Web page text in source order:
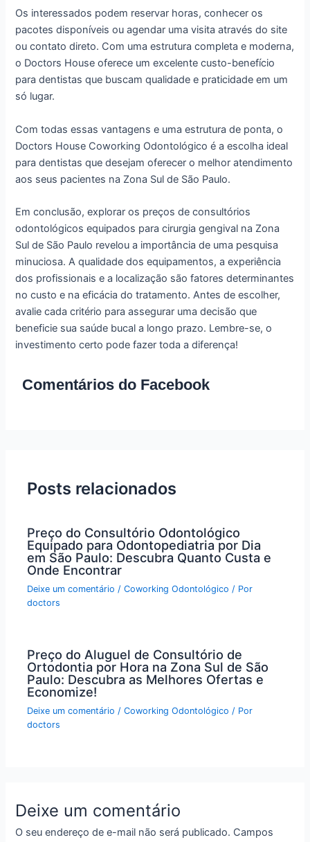
Os interessados podem reservar horas, conhecer os
pacotes disponíveis ou agendar uma visita através do site
ou contato direto. Com uma estrutura completa e moderna,
o Doctors House oferece um excelente custo-benefício
para dentistas que buscam qualidade e praticidade em um
só lugar.
Com todas essas vantagens e uma estrutura de ponta, o
Doctors House Coworking Odontológico é a escolha ideal
para dentistas que desejam oferecer o melhor atendimento
aos seus pacientes na Zona Sul de São Paulo.
Em conclusão, explorar os preços de consultórios
odontológicos equipados para cirurgia gengival na Zona
Sul de São Paulo revelou a importância de uma pesquisa
minuciosa. A qualidade dos equipamentos, a experiência
dos profissionais e a localização são fatores determinantes
no custo e na eficácia do tratamento. Antes de escolher,
avalie cada critério para assegurar uma decisão que
beneficie sua saúde bucal a longo prazo. Lembre-se, o
investimento certo pode fazer toda a diferença!
Comentários do Facebook
Posts relacionados
Preço do Consultório Odontológico
Equipado para Odontopediatria por Dia
em São Paulo: Descubra Quanto Custa e
Onde Encontrar
Deixe um comentário /Coworking Odontológico / Por
doctors
Preço do Aluguel de Consultório de
Ortodontia por Hora na Zona Sul de São
Paulo: Descubra as Melhores Ofertas e
Economize!
Deixe um comentário /Coworking Odontológico / Por
doctors
Deixe um comentário
O seu endereço de e-mail não será publicado. Campos